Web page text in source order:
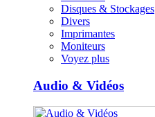
Disques & Stockages
Divers
Imprimantes
Moniteurs
Voyez plus
Audio & Vidéos